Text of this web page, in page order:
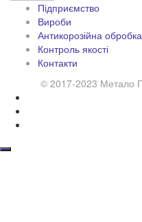
Підприємство
Вироби
Антикорозійна обробка
Контроль якості
Контакти
© 2017-2023 Метало